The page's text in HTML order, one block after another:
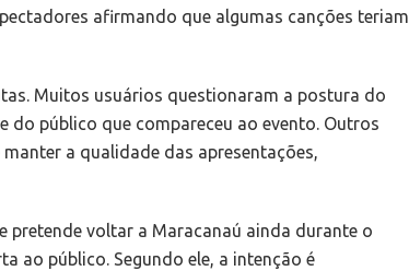
afirmando que algumas canções teriam
Muitos usuários questionaram a postura do
público que compareceu ao evento. Outros
a qualidade das apresentações,
pretende voltar a Maracanaú ainda durante o
ao público. Segundo ele, a intenção é